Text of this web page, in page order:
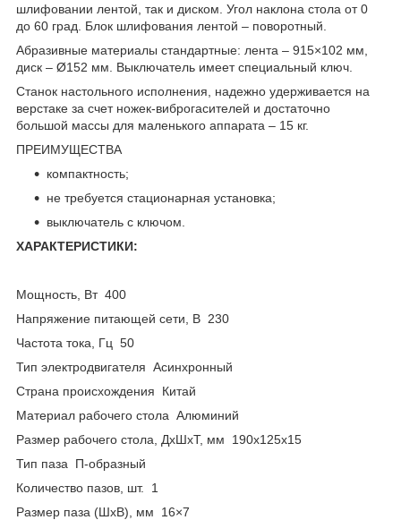
шлифовании лентой, так и диском. Угол наклона стола от 0
до 60 град. Блок шлифования лентой – поворотный.
Абразивные материалы стандартные: лента – 915×102 мм,
диск – Ø152 мм. Выключатель имеет специальный ключ.
Станок настольного исполнения, надежно удерживается на
верстаке за счет ножек-виброгасителей и достаточно
большой массы для маленького аппарата – 15 кг.
ПРЕИМУЩЕСТВА
компактность;
не требуется стационарная установка;
выключатель с ключом.
ХАРАКТЕРИСТИКИ:
Мощность, Вт 400
Напряжение питающей сети, В 230
Частота тока, Гц 50
Тип электродвигателя Асинхронный
Страна происхождения Китай
Материал рабочего стола Алюминий
Размер рабочего стола, ДхШхТ, мм 190х125х15
Тип паза П-образный
Количество пазов, шт. 1
Размер паза (ШхВ), мм 16×7